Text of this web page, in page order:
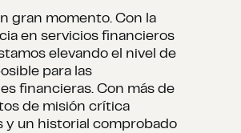
gran momento. Con la
en servicios financieros
elevando el nivel de
para las
financieras. Con más de
de misión crítica
y un historial comprobado